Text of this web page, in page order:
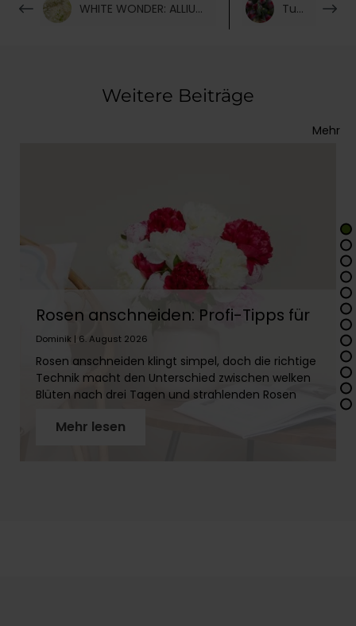
WHITE WONDER: ALLIUM & SCHLEIERKRAUT Tulpen
Weitere Beiträge
Mehr
Rosen anschneiden: Profi-Tipps für
lange Frische
Dominik | 6. August 2026
Rosen anschneiden klingt simpel, doch die richtige
Technik macht den Unterschied zwischen welken
Blüten nach drei Tagen und strahlenden Rosen
Schritt für Schritt, wie Du Rosenstiele richtig
Mehr lesen